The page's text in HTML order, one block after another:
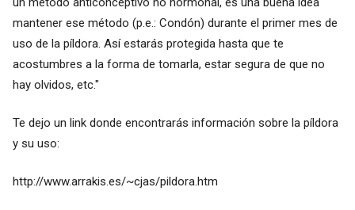
mantener ese método (p.e.: Condón) durante el primer mes de
uso de la píldora. Así estarás protegida hasta que te
acostumbres a la forma de tomarla, estar segura de que no
hay olvidos, etc."
Te dejo un link donde encontrarás información sobre la píldora
y su uso:
http://www.arrakis.es/~cjas/pildora.htm